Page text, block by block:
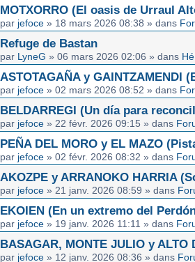
MOTXORRO (El oasis de Urraul
par jefoce » 18 mars 2026 08:38 » dans
Refuge de Bastan
par LyneG » 06 mars 2026 02:06 » dans
ASTOTAGAÑA y GAINTZAMENDI
par jefoce » 02 mars 2026 08:52 » dans
BELDARREGI (Un día para
par jefoce » 22 févr. 2026 09:15 » dans
PEÑA DEL MORO y EL MAZO
par jefoce » 02 févr. 2026 08:32 » dans
AKOZPE y ARRANOKO HARRIA
par jefoce » 21 janv. 2026 08:59 » dans
EKOIEN (En un extremo del
par jefoce » 19 janv. 2026 11:11 » dans
BASAGAR, MONTE JULIO y
par jefoce » 12 janv. 2026 08:36 » dans